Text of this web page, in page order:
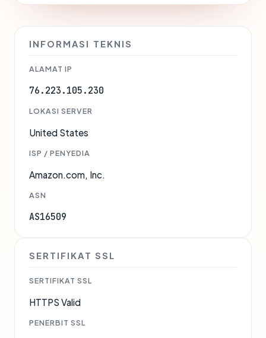
INFORMASI TEKNIS
ALAMAT IP
76.223.105.230
LOKASI SERVER
United States
ISP / PENYEDIA
Amazon.com, Inc.
ASN
AS16509
SERTIFIKAT SSL
SERTIFIKAT SSL
HTTPS Valid
PENERBIT SSL